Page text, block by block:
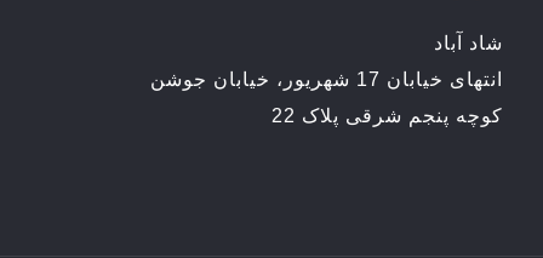
شاد آباد
انتهای خیابان 17 شهریور، خیابان جوشن
کوچه پنجم شرقی پلاک 22